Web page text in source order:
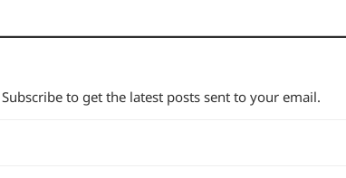
Subscribe to get the latest posts sent to your email.